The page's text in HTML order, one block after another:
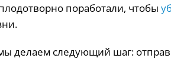
поработали, чтобы
делаем следующий шаг: